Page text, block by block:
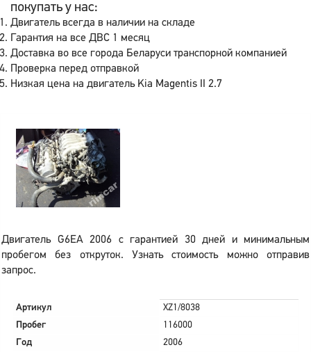
покупать у нас:
Двигатель всегда в наличии на складе
Гарантия на все ДВС 1 месяц
Доставка во все города Беларуси транспорной компанией
Проверка перед отправкой
Низкая цена на двигатель Kia Magentis II 2.7
Двигатель G6EA 2006 с гарантией 30 дней и минимальным
пробегом без откруток. Узнать стоимость можно отправив
запрос.
Артикул
XZ1/8038
Пробег
116000
Год
2006